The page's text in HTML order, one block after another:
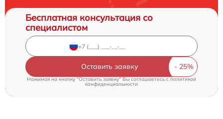
Бесплатная консультация со
специалистом
Оставить заявку
Нажимая на кнопку "Оставить заявку" Вы соглашаетесь c политикой
конфиденциальности